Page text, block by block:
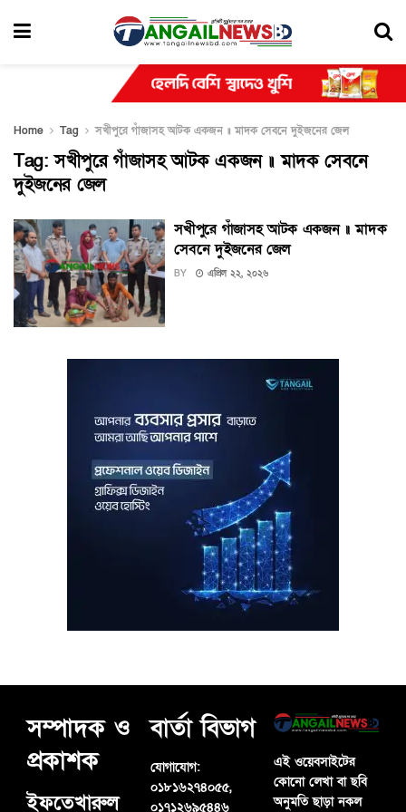
Home Tag সখীপুরে গাঁজাসহ আটক একজন ॥ মাদক সেবনে দুইজনের জেল
Tag:সখীপুরে গাঁজাসহ আটক একজন ॥ মাদক সেবনে
দুইজনের জেল
সখীপুরে গাঁজাসহ আটক একজন ॥ মাদক
সেবনে দুইজনের জেল
BY এপ্রিল ২২, ২০২৬
সম্পাদক ও
প্রকাশক
ইফতেখারুল
বার্তা বিভাগ
যোগাযোগ:
০১৮১৬২৭৪০৫৫,
০১৭১২৬৯৫৪৪৬
এই ওয়েবসাইটের
কোনো লেখা বা ছবি
অনুমতি ছাড়া নকল